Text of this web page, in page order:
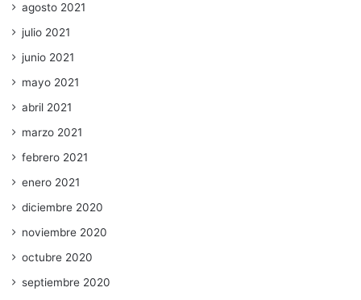
agosto 2021
julio 2021
junio 2021
mayo 2021
abril 2021
marzo 2021
febrero 2021
enero 2021
diciembre 2020
noviembre 2020
octubre 2020
septiembre 2020